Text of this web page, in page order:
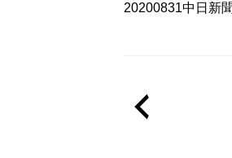
20200831中日新